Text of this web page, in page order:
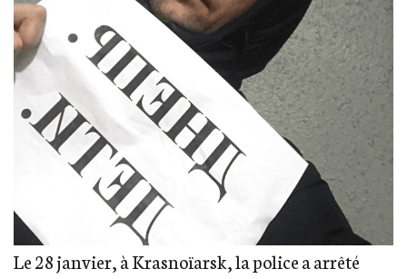
Le 28 janvier, à Krasnoïarsk, la police a arrêté